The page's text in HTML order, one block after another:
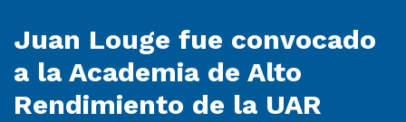
Juan Louge fue convocado
a la Academia de Alto
Rendimiento de la UAR